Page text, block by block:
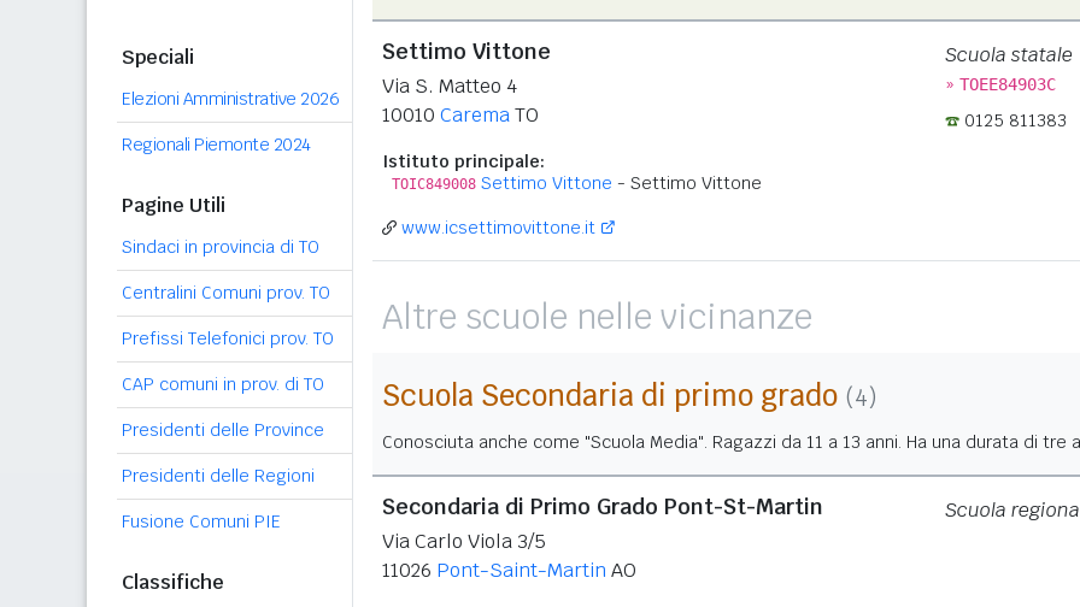
Speciali
Elezioni Amministrative 2026
Regionali Piemonte 2024
Pagine Utili
Sindaci in provincia di TO
Centralini Comuni prov. TO
Prefissi Telefonici prov. TO
CAP comuni in prov. di TO
Presidenti delle Province
Presidenti delle Regioni
Fusione Comuni PIE
Classifiche
Settimo Vittone
Via S. Matteo 4
10010 CaremaTO
Istituto principale:
TOIC849008 Settimo Vittone - Settimo Vittone
Scuola statale
» TOEE84903C
0125 811383
www.icsettimovittone.it
Altre scuole nelle vicinanze
Scuola Secondaria di primo grado (4)
Conosciuta anche come "Scuola Media". Ragazzi da 11 a 13 anni. Ha una durata di tre
Secondaria di Primo Grado Pont-St-Martin
Via Carlo Viola 3/5
11026 Pont-Saint-Martin AO
Scuola